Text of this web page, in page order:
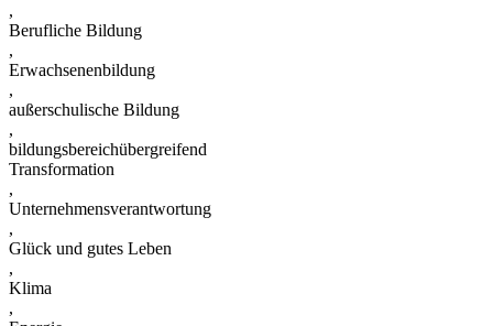
,
Berufliche Bildung
,
Erwachsenenbildung
,
außerschulische Bildung
,
bildungsbereichübergreifend
Transformation
,
Unternehmensverantwortung
,
Glück und gutes Leben
,
Klima
,